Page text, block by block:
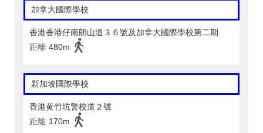
加拿大國際學校
香港香港仔南朗山道３６號及加拿大國際學校第二期
距離 480m
新加坡國際學校
香港黄竹坑警校道２號
距離 170m